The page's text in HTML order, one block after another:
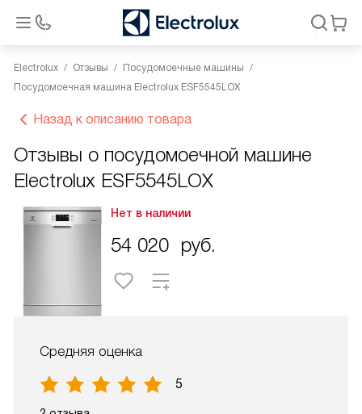
Electrolux Отзывы
Посудомоечные машины
Посудомоечная машина Electrolux ESF5545LOX
Назад к описанию товара
Отзывы о посудомоечной машине
Electrolux ESF5545LOX
Нет в наличии
54 020 руб.
Средняя оценка
5